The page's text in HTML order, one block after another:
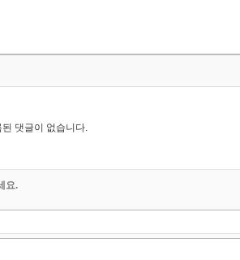
된 댓글이 없습니다.
요.